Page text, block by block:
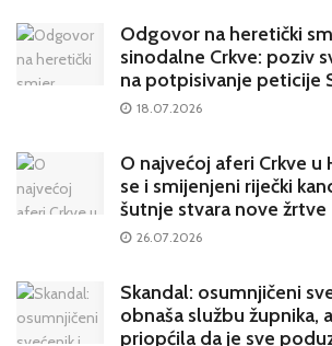
Odgovor na heretički
sinodalne Crkve: poziv
na potpisivanje peticije
18.07.2026
O najvećoj aferi Crkve u
se i smijenjeni riječki
šutnje stvara nove žrtve
26.07.2026
Skandal: osumnjičeni
obnaša službu župnika,
priopćila da je sve